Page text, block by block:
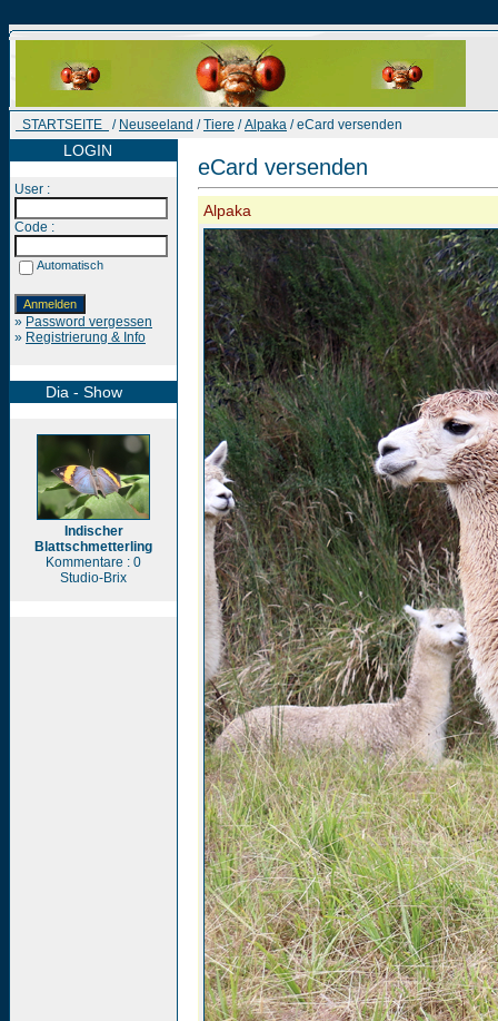
STARTSEITE / Neuseeland /Tiere /Alpaka / eCard versenden
LOGIN
User :
Code :
Automatisch
» Password vergessen
» Registrierung & Info
Dia - Show
Indischer
Blattschmetterling
Kommentare : 0
Studio-Brix
eCard versenden
Alpaka